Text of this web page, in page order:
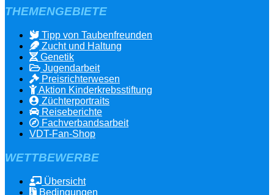
THEMENGEBIETE
Tipp von Taubenfreunden
Zucht und Haltung
Genetik
Jugendarbeit
Preisrichterwesen
Aktion Kinderkrebsstiftung
Züchterportraits
Reiseberichte
Fachverbandsarbeit
VDT-Fan-Shop
WETTBEWERBE
Übersicht
Bedingungen